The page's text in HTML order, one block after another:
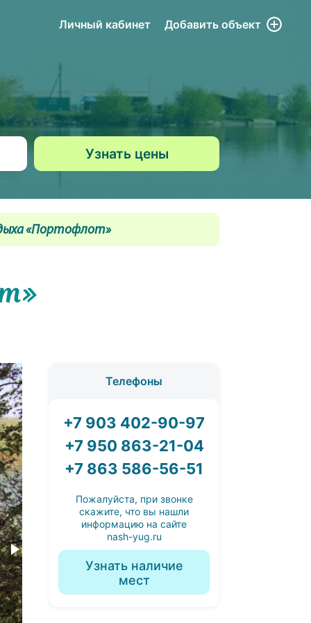
Личный кабинет Добавить объект
«Портофлот»
Телефоны
+7 903 402-90-97
+7 950 863-21-04
+7 863 586-56-51
Пожалуйста, при звонке
скажите, что вы нашли
информацию на сайте
nash-yug.ru
Узнать наличие
мест